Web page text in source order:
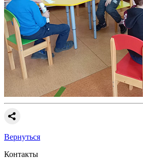
Вернуться
Контакты